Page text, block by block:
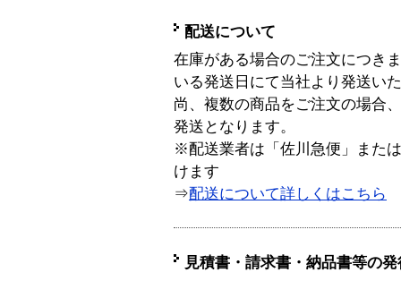
配送について
在庫がある場合のご注文につき
いる発送日にて当社より発送い
尚、複数の商品をご注文の場合
発送となります。
※配送業者は「佐川急便」また
けます
⇒配送について詳しくはこちら
見積書・請求書・納品書等の